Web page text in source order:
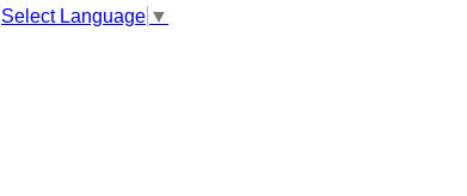
Select Language ▼